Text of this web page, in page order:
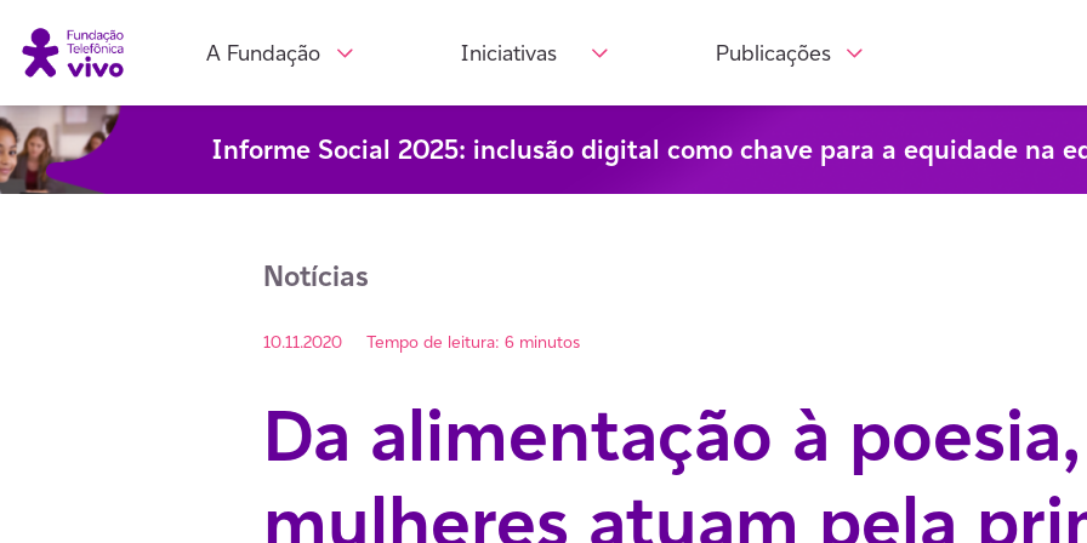
Informe Social 2025: inclusão digital como chave para a equidade na
A Fundação Iniciativas Publicações
Notícias
10.11.2020 Tempo de leitura: 6 minutos
Da alimentação à poesia,
mulheres atuam pela